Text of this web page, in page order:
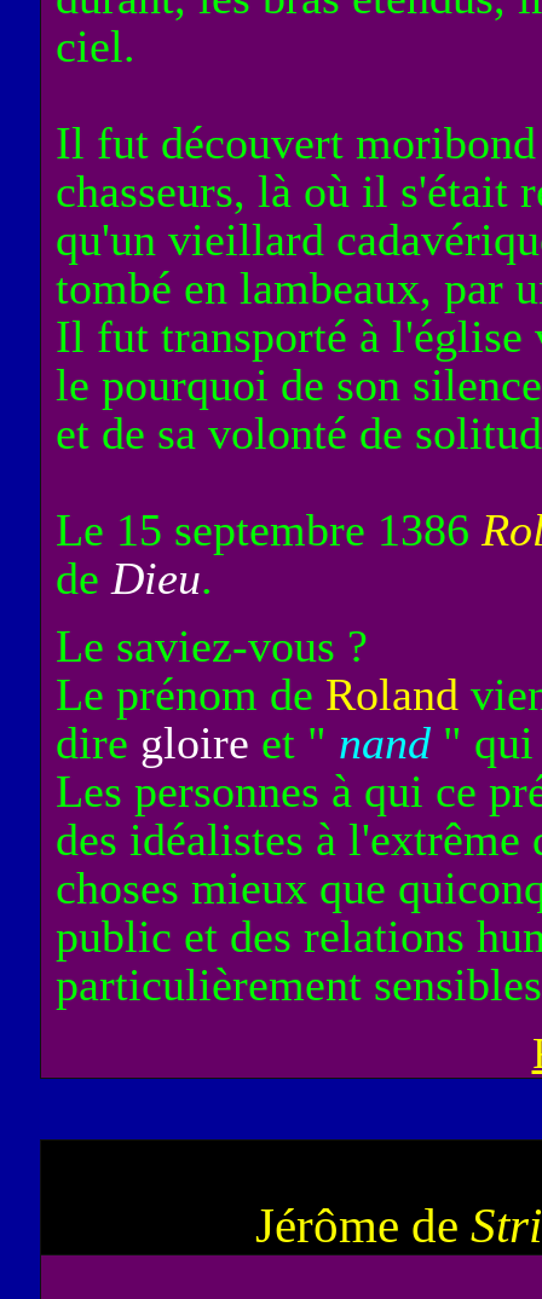
ciel.
Il fut découvert
chasseurs, là où il s'était
qu'un vieillard
tombé en lambeaux, par
Il fut transporté à l'église
le pourquoi de son
et de sa volonté de
Le 15 septembre 1386
de Dieu.
Le saviez-vous ?
Le prénom de Roland
dire gloire et " nand" qui
Les personnes à qui ce
des idéalistes à l'extrême
choses mieux que
public et des relations
particulièrement
Jérôme de